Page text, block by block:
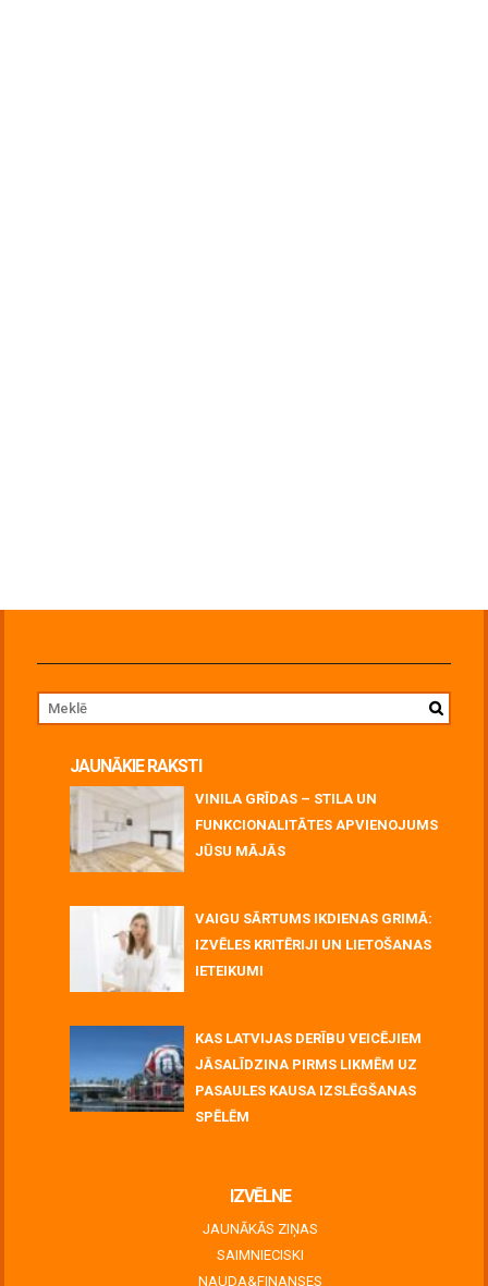
JAUNĀKIE RAKSTI
VINILA GRĪDAS – STILA UN
FUNKCIONALITĀTES APVIENOJUMS
JŪSU MĀJĀS
VAIGU SĀRTUMS IKDIENAS GRIMĀ:
IZVĒLES KRITĒRIJI UN LIETOŠANAS
IETEIKUMI
KAS LATVIJAS DERĪBU VEICĒJIEM
JĀSALĪDZINA PIRMS LIKMĒM UZ
PASAULES KAUSA IZSLĒGŠANAS
SPĒLĒM
IZVĒLNE
JAUNĀKĀS ZIŅAS
SAIMNIECISKI
NAUDA&FINANSES